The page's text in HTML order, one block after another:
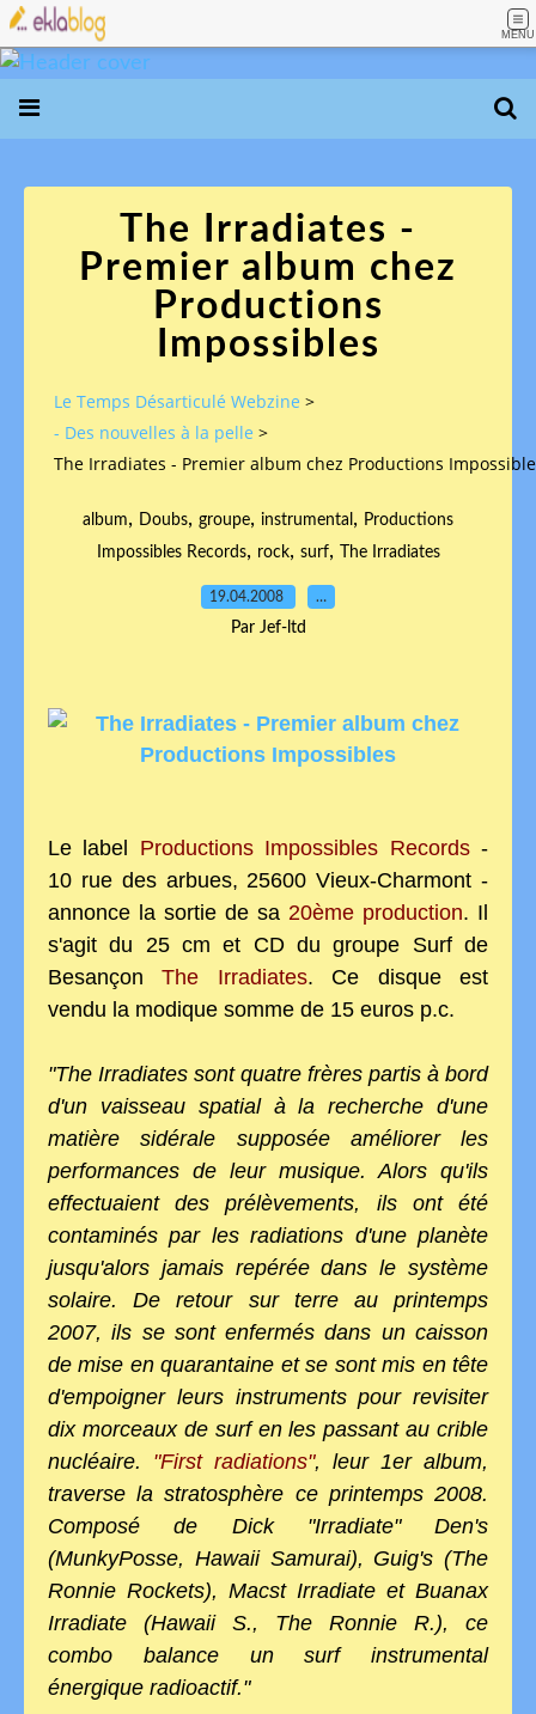
MENU
The Irradiates -
Premier album chez
Productions
Impossibles
Le Temps Désarticulé Webzine >
- Des nouvelles à la pelle >
The Irradiates - Premier album chez Productions
album, Doubs, groupe, instrumental , Productions
Impossibles Records, rock, surf, The Irradiates
19.04.2008 …
Par Jef-ltd
Le label Productions Impossibles Records-
10 rue des arbues, 25600 Vieux-Charmont -
annonce la sortie de sa 20ème production. Il
s'agit du 25 cm et CD du groupe Surf de
BesançonThe Irradiates. Ce disque est
vendu la modique somme de 15 euros p.c.
"The Irradiates sont quatre frères partis à bord
d'un vaisseau spatial à la recherche d'une
matière sidérale supposée améliorer les
performances de leur musique. Alors qu'ils
effectuaient des prélèvements, ils ont été
contaminés par les radiations d'une planète
jusqu'alors jamais repérée dans le système
solaire. De retour sur terre au printemps
2007, ils se sont enfermés dans un caisson
de mise en quarantaine et se sont mis en tête
d'empoigner leurs instruments pour revisiter
dix morceaux de surf en les passant au crible
nucléaire. "First radiations", leur 1er album,
traverse la stratosphère ce printemps 2008.
Composé de Dick "Irradiate" Den's
(MunkyPosse, Hawaii Samurai), Guig's (The
Ronnie Rockets), Macst Irradiate et Buanax
Irradiate (Hawaii S., The Ronnie R.), ce
combo balance un surf instrumental
énergique radioactif."